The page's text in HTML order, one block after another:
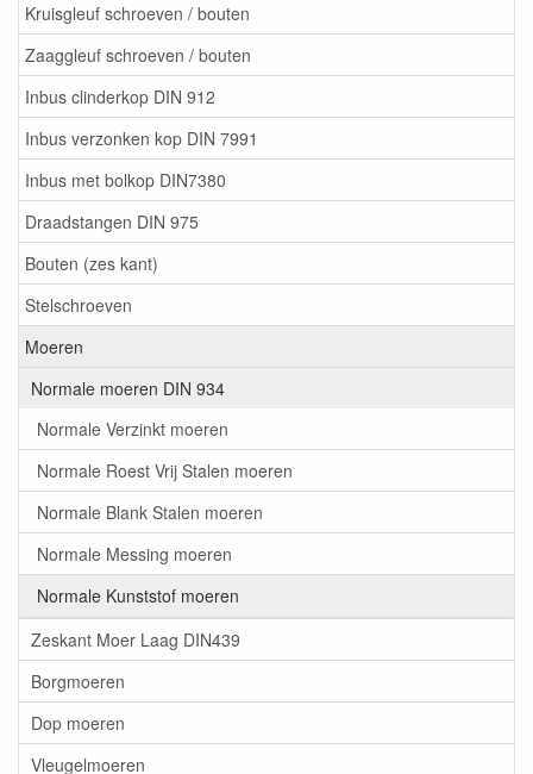
Kruisgleuf schroeven / bouten
Zaaggleuf schroeven / bouten
Inbus clinderkop DIN 912
Inbus verzonken kop DIN 7991
Inbus met bolkop DIN7380
Draadstangen DIN 975
Bouten (zes kant)
Stelschroeven
Moeren
Normale moeren DIN 934
Normale Verzinkt moeren
Normale Roest Vrij Stalen moeren
Normale Blank Stalen moeren
Normale Messing moeren
Normale Kunststof moeren
Zeskant Moer Laag DIN439
Borgmoeren
Dop moeren
Vleugelmoeren